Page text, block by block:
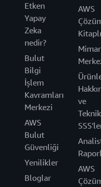
Etken
Yapay
Zeka
nedir?
Bulut
Bilgi
İşlem
Kavramları
Merkezi
AWS
Bulut
Güvenliği
Yenilikler
Bloglar
AWS
ve
Teknik
AWS